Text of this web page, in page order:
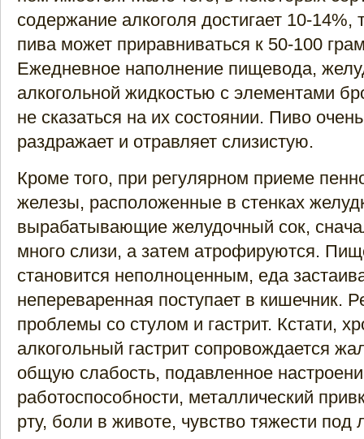
содержание алкоголя достигает 10-14%,
пива может приравниваться к 50-100
Ежедневное наполнение пищевода,
алкогольной жидкостью с элементами
не сказаться на их состоянии. Пиво
раздражает и отравляет слизистую.
Кроме того, при регулярном приеме
железы, расположенные в стенках
вырабатывающие желудочный сок,
много слизи, а затем атрофируются.
становится неполноценным, еда
непереваренная поступает в кишечник.
проблемы со стулом и гастрит. Кстати,
алкогольный гастрит сопровождается
общую слабость, подавленное
работоспособности, металлический
рту, боли в животе, чувство тяжести под